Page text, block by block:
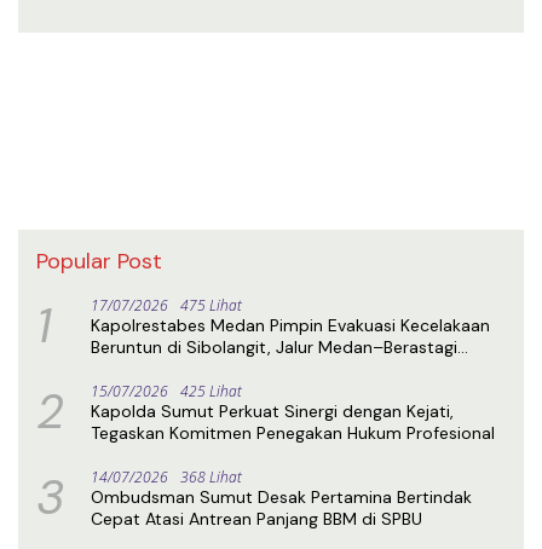
Popular Post
1 17/07/2026 475 Lihat
Kapolrestabes Medan Pimpin Evakuasi Kecelakaan
Beruntun di Sibolangit, Jalur Medan–Berastagi
2 15/07/2026 425 Lihat
Kapolda Sumut Perkuat Sinergi dengan Kejati,
Tegaskan Komitmen Penegakan Hukum Profesional
3 14/07/2026 368 Lihat
Ombudsman Sumut Desak Pertamina Bertindak
Cepat Atasi Antrean Panjang BBM di SPBU